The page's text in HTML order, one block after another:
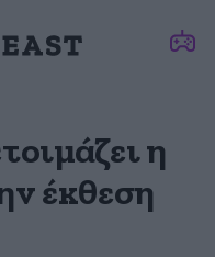
η
έκθεση